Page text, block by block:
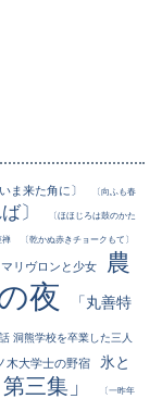
いま来た角に〕 〔向ふも春
〕 〔ほほじろは鼓のかた
禅 〔乾かぬ赤きチョークもて〕
マリヴロンと少女
農
夜
「丸善特
洞熊学校を卒業した三人
木大学士の野宿
氷と
三集」 〔一昨年